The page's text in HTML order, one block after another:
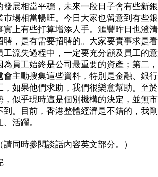
發展相當平穩，未來一段日子會有些新
市場相當暢旺。今日大家也留意到有些
實上有些打算增添人手。滙豐昨日也澄
聘，是有需要招聘的。大家要實事求是
工流失過程中，一定要充分顧及員工的
為員工始終是公司最重要的資產；第二
會主動搜集這些資料，特別是金融、銀
，如果他們求助，我們很樂意幫助。至
，似乎現時這是個別機構的決定，並無
到。目前，香港整體經濟是不錯的，我
、活躍。
（請同時參閱談話內容英文部分。）